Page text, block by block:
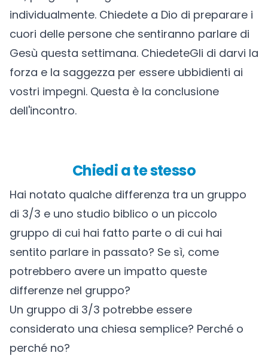
individualmente. Chiedete a Dio di preparare i
cuori delle persone che sentiranno parlare di
Gesù questa settimana. ChiedeteGli di darvi la
forza e la saggezza per essere ubbidienti ai
vostri impegni. Questa è la conclusione
dell'incontro.
Chiedi a te stesso
Hai notato qualche differenza tra un gruppo
di 3/3 e uno studio biblico o un piccolo
gruppo di cui hai fatto parte o di cui hai
sentito parlare in passato? Se sì, come
potrebbero avere un impatto queste
differenze nel gruppo?
Un gruppo di 3/3 potrebbe essere
considerato una chiesa semplice? Perché o
perché no?